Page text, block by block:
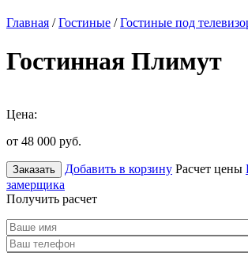
Главная /Гостиные /Гостиные под
Гостинная Плимут
Цена:
от 48 000 руб.
Заказать Добавить в корзину Расчет цены
замерщика
Получить расчет